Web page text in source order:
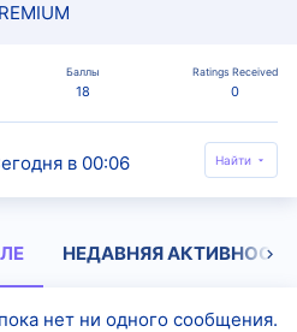
Баллы
18
Ratings Received
0
в 00:06 Найти
НЕДАВНЯЯ АКТИВНОСТЬ
нет ни одного сообщения.